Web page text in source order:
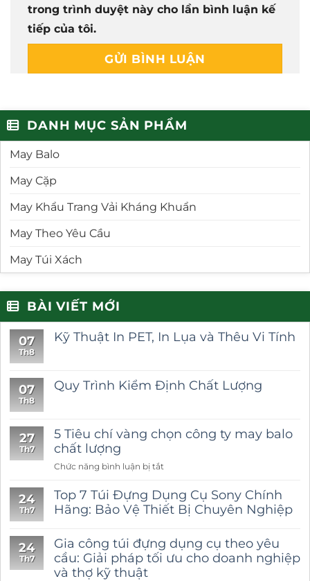
DANH MỤC SẢN PHẨM
May Balo
May Cặp
May Khẩu Trang Vải Kháng Khuẩn
May Theo Yêu Cầu
May Túi Xách
BÀI VIẾT MỚI
07
Th8
Kỹ Thuật In PET, In Lụa và Thêu Vi Tính
07
Th8
Quy Trình Kiểm Định Chất Lượng
27
Th7
5 Tiêu chí vàng chọn công ty may balo
chất lượng
Chức năng bình luận bị tắt
Tiêu
chí
công
ty
24
Th7
Top 7 Túi Đựng Dụng Cụ Sony Chính
Hãng: Bảo Vệ Thiết Bị Chuyên Nghiệp
24
Th7
Gia công túi đựng dụng cụ theo yêu
cầu: Giải pháp tối ưu cho doanh nghiệp
và thợ kỹ thuật
trong trình duyệt này cho lần bình luận kế
tiếp của tôi.